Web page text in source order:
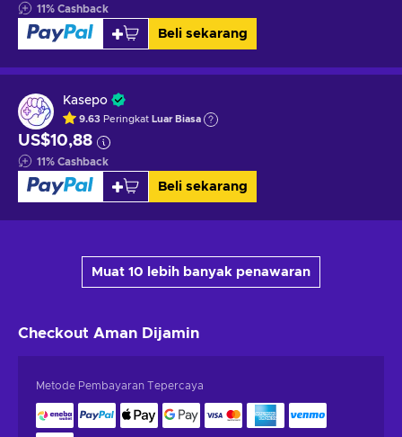
11% Cashback
Beli sekarang
Kasepo
9.63 Peringkat Luar Biasa
US$10,88
11% Cashback
Beli sekarang
Muat 10 lebih banyak penawaran
Checkout Aman Dijamin
Metode Pembayaran Tepercaya